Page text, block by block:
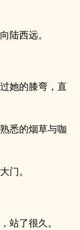
陆西远。
她的膝弯，直
悉的烟草与咖
门。
站了很久。